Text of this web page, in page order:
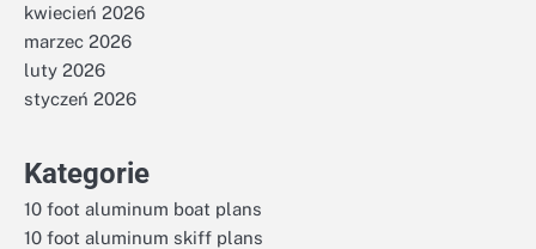
kwiecień 2026
marzec 2026
luty 2026
styczeń 2026
Kategorie
10 foot aluminum boat plans
10 foot aluminum skiff plans